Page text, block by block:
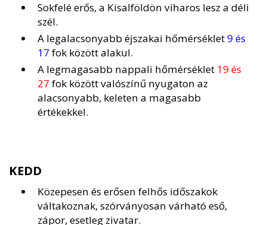
Sokfelé erős, a Kisalföldön viharos lesz a déli
szél.
A legalacsonyabb éjszakai hőmérséklet9 és
17 fok között alakul.
A legmagasabb nappali hőmérséklet 19 és
27 fok között valószínű nyugaton az
alacsonyabb, keleten a magasabb
értékekkel.
KEDD
Közepesen és erősen felhős időszakok
váltakoznak, szórványosan várható eső,
zápor, esetleg zivatar.